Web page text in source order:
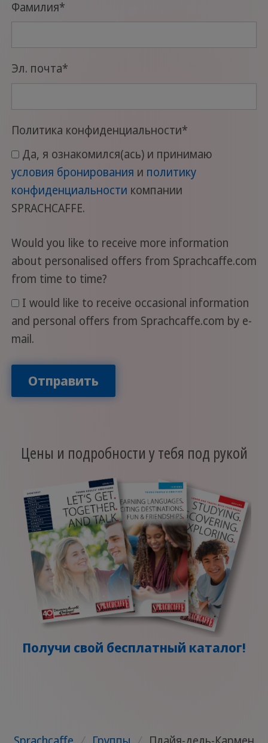
Фамилия*
Эл. почта*
Политика конфиденциальности*
Да, я ознакомился(ась) и принимаю
условия бронирования и политику
конфиденциальности компании
SPRACHCAFFE.
Would you like to receive more information
about personalised offers from Sprachcaffe.com
from time to time?
and personal offers from Sprachcaffe.com by e-
mail.
Отправить
Цены и подробности у тебя под рукой
Получи свой бесплатный каталог!